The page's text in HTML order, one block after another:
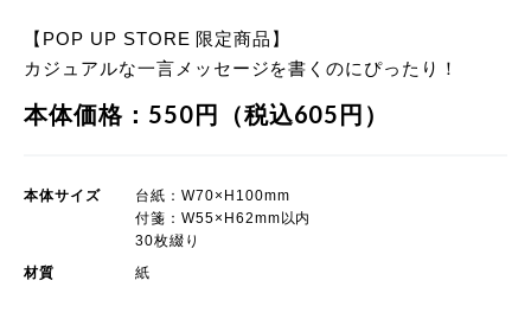
【POP UP STORE 限定商品】
カジュアルな一言メッセージを書くのにぴったり！
本体価格：550円（税込605円）
本体サイズ
台紙：W70×H100mm
付箋：W55×H62mm以内
30枚綴り
材質
紙